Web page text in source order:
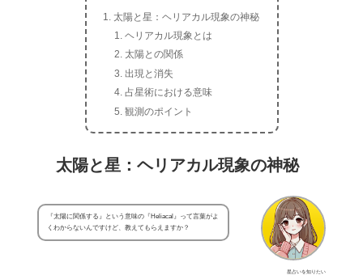
太陽と星：ヘリアカル現象の神秘
ヘリアカル現象とは
太陽との関係
出現と消失
占星術における意味
観測のポイント
太陽と星：ヘリアカル現象の神秘
星占いを知りたい
『太陽に関係する』という意味の『Heliacal』って言葉がよ
くわからないんですけど、教えてもらえますか？